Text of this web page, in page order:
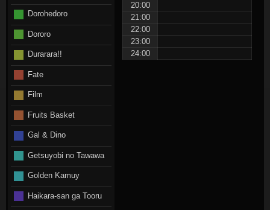
20:00
21:00
22:00
23:00
24:00
Dorohedoro
Dororo
Durarara!!
Fate
Film
Fruits Basket
Gal & Dino
Getsuyobi no Tawawa
Golden Kamuy
Haikara-san ga Tooru